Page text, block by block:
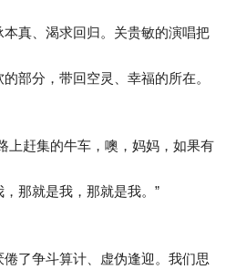
真、渴求回归。关贵敏的演唱把
部分，带回空灵、幸福的所在。
上赶集的牛车，噢，妈妈，如果有
那就是我，那就是我。”
了争斗算计、虚伪逢迎。我们思